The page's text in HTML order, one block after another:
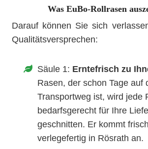
Was EuBo-Rollrasen
Darauf können Sie sich
Qualitätsversprechen:
Säule 1: Erntefrisch zu
Rasen, der schon Tage auf
Transportweg ist, wird jede
bedarfsgerecht für Ihre
geschnitten. Er kommt
verlegefertig in Rösrath an.